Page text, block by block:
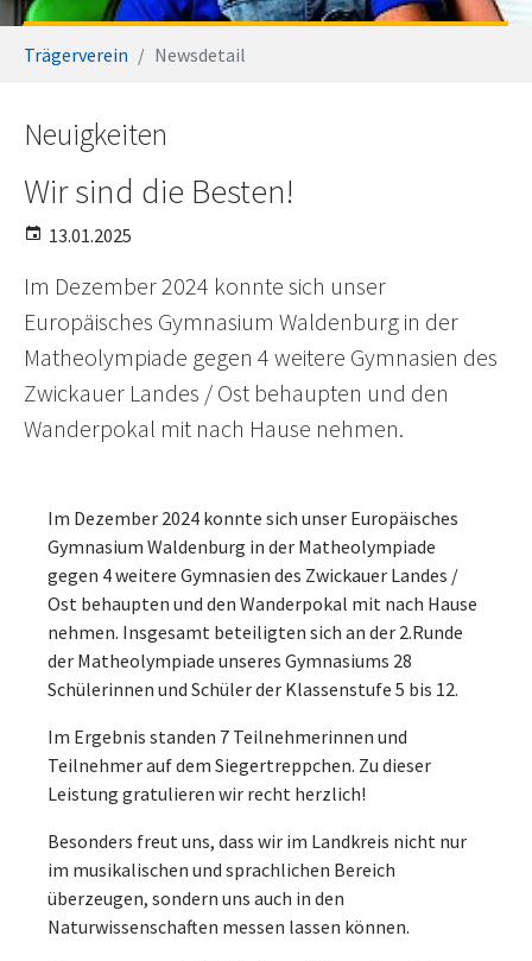
Trägerverein Newsdetail
Neuigkeiten
Wir sind die Besten!
13.01.2025
Im Dezember 2024 konnte sich unser
Europäisches Gymnasium Waldenburg in der
Matheolympiade gegen 4 weitere Gymnasien des
Zwickauer Landes / Ost behaupten und den
Wanderpokal mit nach Hause nehmen.
Im Dezember 2024 konnte sich unser Europäisches
Gymnasium Waldenburg in der Matheolympiade
gegen 4 weitere Gymnasien des Zwickauer Landes /
Ost behaupten und den Wanderpokal mit nach Hause
nehmen. Insgesamt beteiligten sich an der 2.Runde
der Matheolympiade unseres Gymnasiums 28
Schülerinnen und Schüler der Klassenstufe 5 bis 12.
Im Ergebnis standen 7 Teilnehmerinnen und
Teilnehmer auf dem Siegertreppchen. Zu dieser
Leistung gratulieren wir recht herzlich!
Besonders freut uns, dass wir im Landkreis nicht nur
im musikalischen und sprachlichen Bereich
überzeugen, sondern uns auch in den
Naturwissenschaften messen lassen können.